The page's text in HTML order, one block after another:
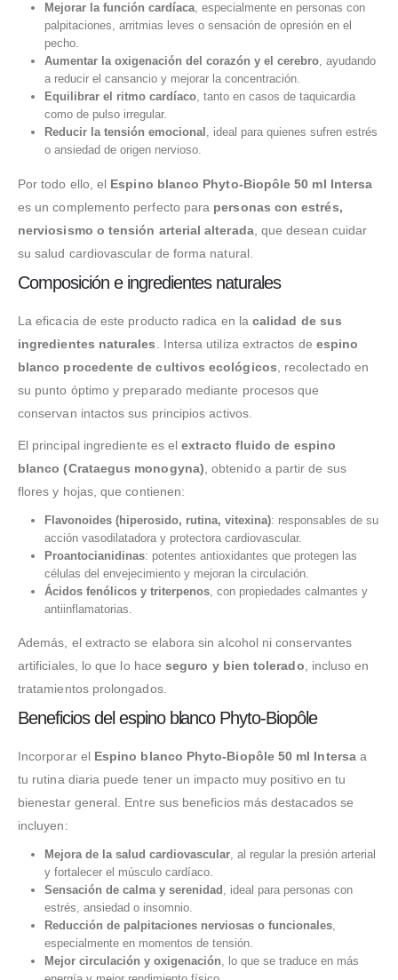
Mejorar la función cardíaca, especialmente en personas con
palpitaciones, arritmias leves o sensación de opresión en el
pecho.
Aumentar la oxigenación del corazón y el cerebro, ayudando
a reducir el cansancio y mejorar la concentración.
Equilibrar el ritmo cardíaco, tanto en casos de taquicardia
como de pulso irregular.
Reducir la tensión emocional , ideal para quienes sufren estrés
o ansiedad de origen nervioso.
Por todo ello, el Espino blanco Phyto-Biopôle 50 ml Intersa
es un complemento perfecto para personas con estrés,
nerviosismo o tensión arterial alterada, que desean cuidar
su salud cardiovascular de forma natural.
Composición e ingredientes naturales
La eficacia de este producto radica en la calidad de sus
ingredientes naturales . Intersa utiliza extractos de espino
blanco procedente de cultivos ecológicos , recolectado en
su punto óptimo y preparado mediante procesos que
conservan intactos sus principios activos.
El principal ingrediente es elextracto fluido de espino
blanco (Crataegus monogyna) , obtenido a partir de sus
flores y hojas, que contienen:
Flavonoides (hiperosido, rutina, vitexina): responsables de su
acción vasodilatadora y protectora cardiovascular.
Proantocianidinas: potentes antioxidantes que protegen las
células del envejecimiento y mejoran la circulación.
Ácidos fenólicos y triterpenos, con propiedades calmantes y
antiinflamatorias.
Además, el extracto se elabora sin alcohol ni conservantes
artificiales, lo que lo haceseguro y bien tolerado, incluso en
tratamientos prolongados.
Beneficios del espino blanco Phyto-Biopôle
Incorporar el Espino blanco Phyto-Biopôle 50 ml Intersaa
tu rutina diaria puede tener un impacto muy positivo en tu
bienestar general. Entre sus beneficios más destacados se
incluyen:
Mejora de la salud cardiovascular, al regular la presión arterial
y fortalecer el músculo cardíaco.
Sensación de calma y serenidad , ideal para personas con
estrés, ansiedad o insomnio.
Reducción de palpitaciones nerviosas o funcionales,
especialmente en momentos de tensión.
Mejor circulación y oxigenación, lo que se traduce en más